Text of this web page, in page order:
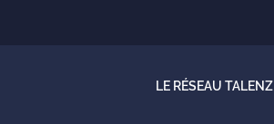
LE RÉSEAU TALENZ